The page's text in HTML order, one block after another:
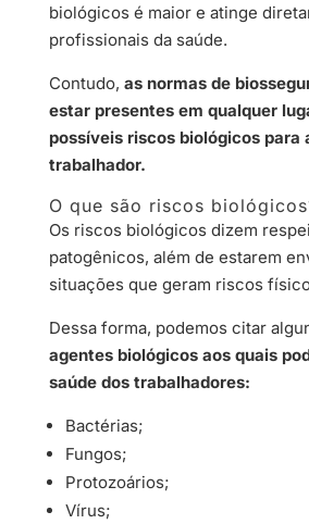
biológicos é maior e atinge
profissionais da saúde.
Contudo, as normas de
estar presentes em qualquer
possíveis riscos biológicos para
trabalhador.
O que são riscos
Os riscos biológicos dizem
patogênicos, além de estarem
situações que geram riscos
Dessa forma, podemos citar
agentes biológicos aos quais
saúde dos trabalhadores:
Bactérias;
Fungos;
Protozoários;
Vírus;